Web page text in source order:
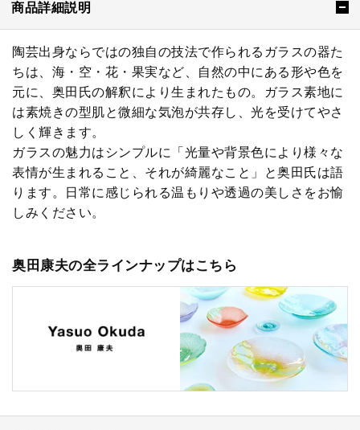
商品詳細説明
陶芸出身ならではの独自の技法で作られるガラスの器た
ちは、海・空・花・果実など、自然の中にある形や色を
元に、奥田氏の解釈により生まれたもの。ガラス素地に
は素焼きの型肌と微細な気泡が共存し、光を受けてやさ
しく輝きます。
ガラスの魅力はシンプルに「光量や背景色により様々な
表情が生まれること、それが綺麗なこと」と奥田氏は語
ります。日常に感じられる温もりや透過の美しさをお愉
しみください。
奥田康夫の全ラインナップはこちら